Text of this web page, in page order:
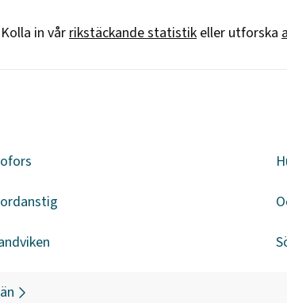
in vårrikstäckande statistik eller utforska